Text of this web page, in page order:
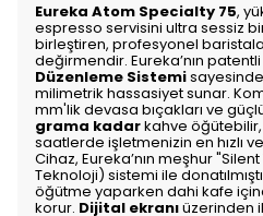
Eureka Atom Specialty 75,
espresso servisini ultra sessiz
birleştiren, profesyonel
değirmendir. Eureka’nın patentli
Düzenleme Sistemi
milimetrik hassasiyet sunar.
mm'lik devasa bıçakları ve
grama kadarkahve
saatlerde işletmenizin en hızlı
Cihaz, Eureka’nın meşhur
Teknoloji) sistemi ile
öğütme yaparken dahi kafe
korur. Dijital ekranıüzerinden